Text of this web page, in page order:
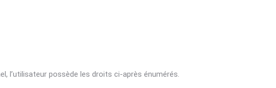
l’utilisateur possède les droits ci-après énumérés.